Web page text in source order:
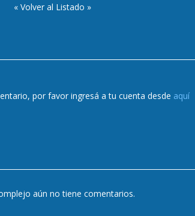
« Volver al Listado »
por favor ingresá a tu cuenta desde aquí
aún no tiene comentarios.